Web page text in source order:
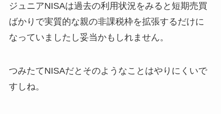
ジュニアNISAは過去の利用状況をみると短期売買
ばかりで実質的な親の非課税枠を拡張するだけに
なっていましたし妥当かもしれません。
つみたてNISAだとそのようなことはやりにくいで
すしね。